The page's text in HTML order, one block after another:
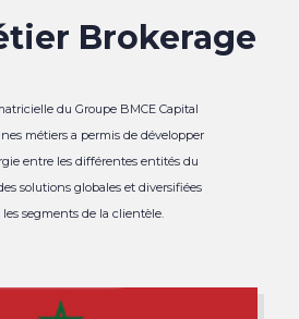
Brokerage
du Groupe BMCE Capital
métiers a permis de développer
entre les différentes entités du
solutions globales et diversifiées
les segments de la clientèle.